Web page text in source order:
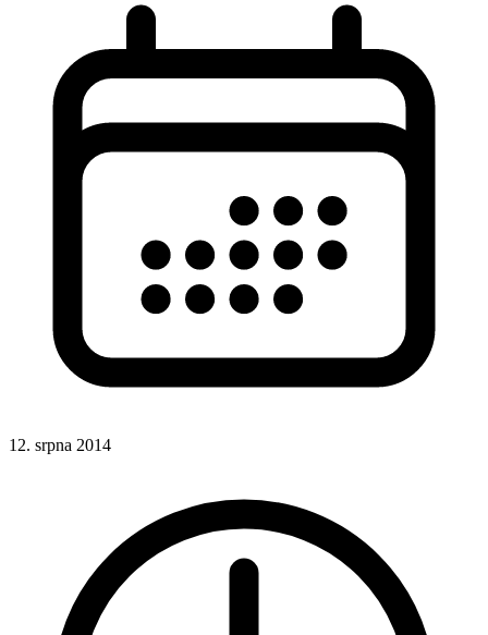
12. srpna 2014